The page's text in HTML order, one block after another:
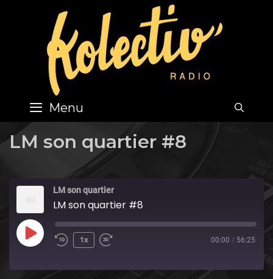
content
Menu
LM son quartier #8
LM son quartier
LM son quartier #8
Play
1x 00:00 / 56:25